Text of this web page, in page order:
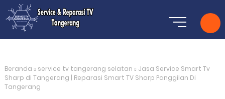
Beranda service tv tangerang selatan
Jasa Service Smart Tv
Sharp di Tangerang | Reparasi Smart TV Sharp Panggilan Di
Tangerang